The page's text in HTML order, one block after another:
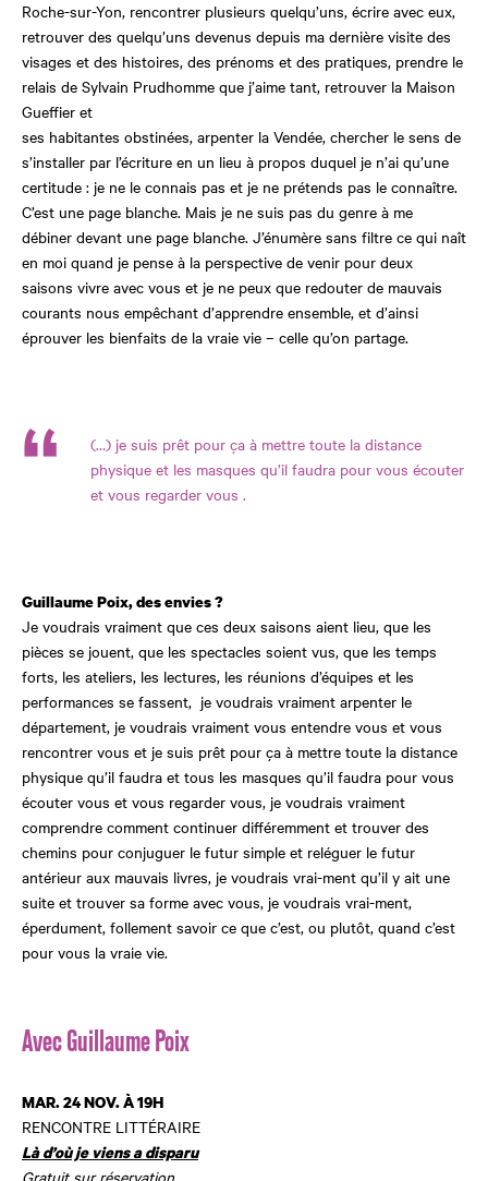
Roche-sur-Yon, rencontrer plusieurs quelqu’uns, écrire avec eux,
retrouver des quelqu’uns devenus depuis ma dernière visite des
visages et des histoires, des prénoms et des pratiques, prendre le
relais de Sylvain Prudhomme que j’aime tant, retrouver la Maison
Gueffier et
ses habitantes obstinées, arpenter la Vendée, chercher le sens de
s’installer par l’écriture en un lieu à propos duquel je n’ai qu’une
certitude : je ne le connais pas et je ne prétends pas le connaître.
C’est une page blanche. Mais je ne suis pas du genre à me
débiner devant une page blanche. J’énumère sans filtre ce qui naît
en moi quand je pense à la perspective de venir pour deux
saisons vivre avec vous et je ne peux que redouter de mauvais
courants nous empêchant d’apprendre ensemble, et d’ainsi
éprouver les bienfaits de la vraie vie – celle qu’on partage.
(…) je suis prêt pour ça à mettre toute la distance
physique et les masques qu’il faudra pour vous écouter
et vous regarder vous .
Guillaume Poix, des envies ?
Je voudrais vraiment que ces deux saisons aient lieu, que les
pièces se jouent, que les spectacles soient vus, que les temps
forts, les ateliers, les lectures, les réunions d’équipes et les
performances se fassent, je voudrais vraiment arpenter le
département, je voudrais vraiment vous entendre vous et vous
rencontrer vous et je suis prêt pour ça à mettre toute la distance
physique qu’il faudra et tous les masques qu’il faudra pour vous
écouter vous et vous regarder vous, je voudrais vraiment
comprendre comment continuer différemment et trouver des
chemins pour conjuguer le futur simple et reléguer le futur
antérieur aux mauvais livres, je voudrais vrai-ment qu’il y ait une
suite et trouver sa forme avec vous, je voudrais vrai-ment,
éperdument, follement savoir ce que c’est, ou plutôt, quand c’est
pour vous la vraie vie.
Avec Guillaume Poix
MAR. 24 NOV. À 19H
RENCONTRE LITTÉRAIRE
Là d’où je viens a disparu